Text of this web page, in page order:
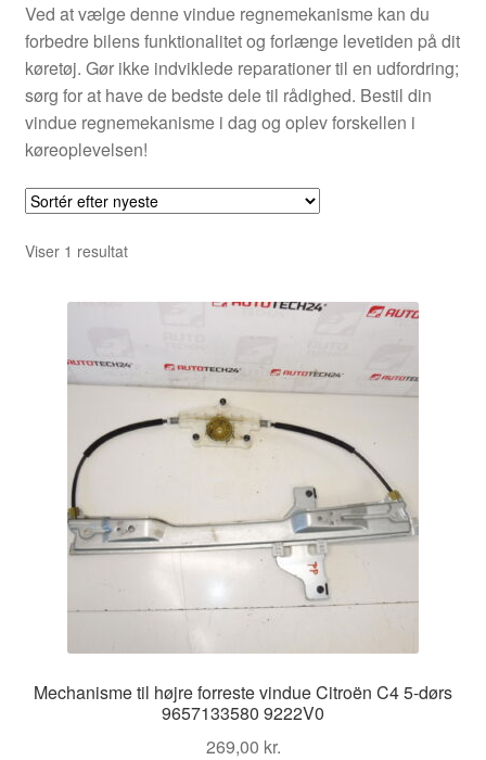
Privatlivspolitik
Vilkår og betingelser
Ved at vælge denne vindue regnemekanisme kan du
forbedre bilens funktionalitet og forlænge levetiden på dit
køretøj. Gør ikke indviklede reparationer til en udfordring;
sørg for at have de bedste dele til rådighed. Bestil din
vindue regnemekanisme i dag og oplev forskellen i
køreoplevelsen!
Viser 1 resultat
Mechanisme til højre forreste vindue Citroën C4 5-dørs
9657133580 9222V0
269,00 kr.